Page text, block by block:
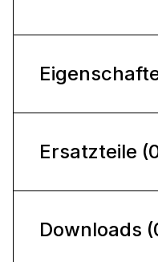
Ersatzteile
Downloads